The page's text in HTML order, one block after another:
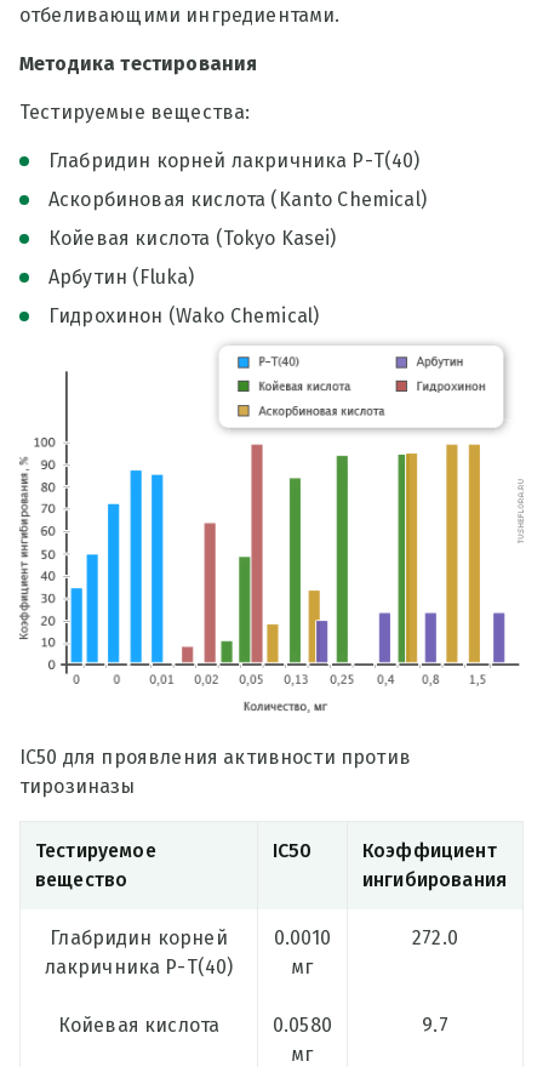
отбеливающими ингредиентами.
Методика тестирования
Тестируемые вещества:
Глабридин корней лакричника Р-Т(40)
Аскорбиновая кислота (Kanto Chemical)
Койевая кислота (Tokyo Kasei)
Арбутин (Fluka)
Гидрохинон (Wako Chemical)
IC50 для проявления активности против
тирозиназы
Тестируемое
вещество
IC50
Коэффициент
ингибирования
Глабридин корней
лакричника Р-Т(40)
0.0010
мг
272.0
Койевая кислота
0.0580
мг
9.7